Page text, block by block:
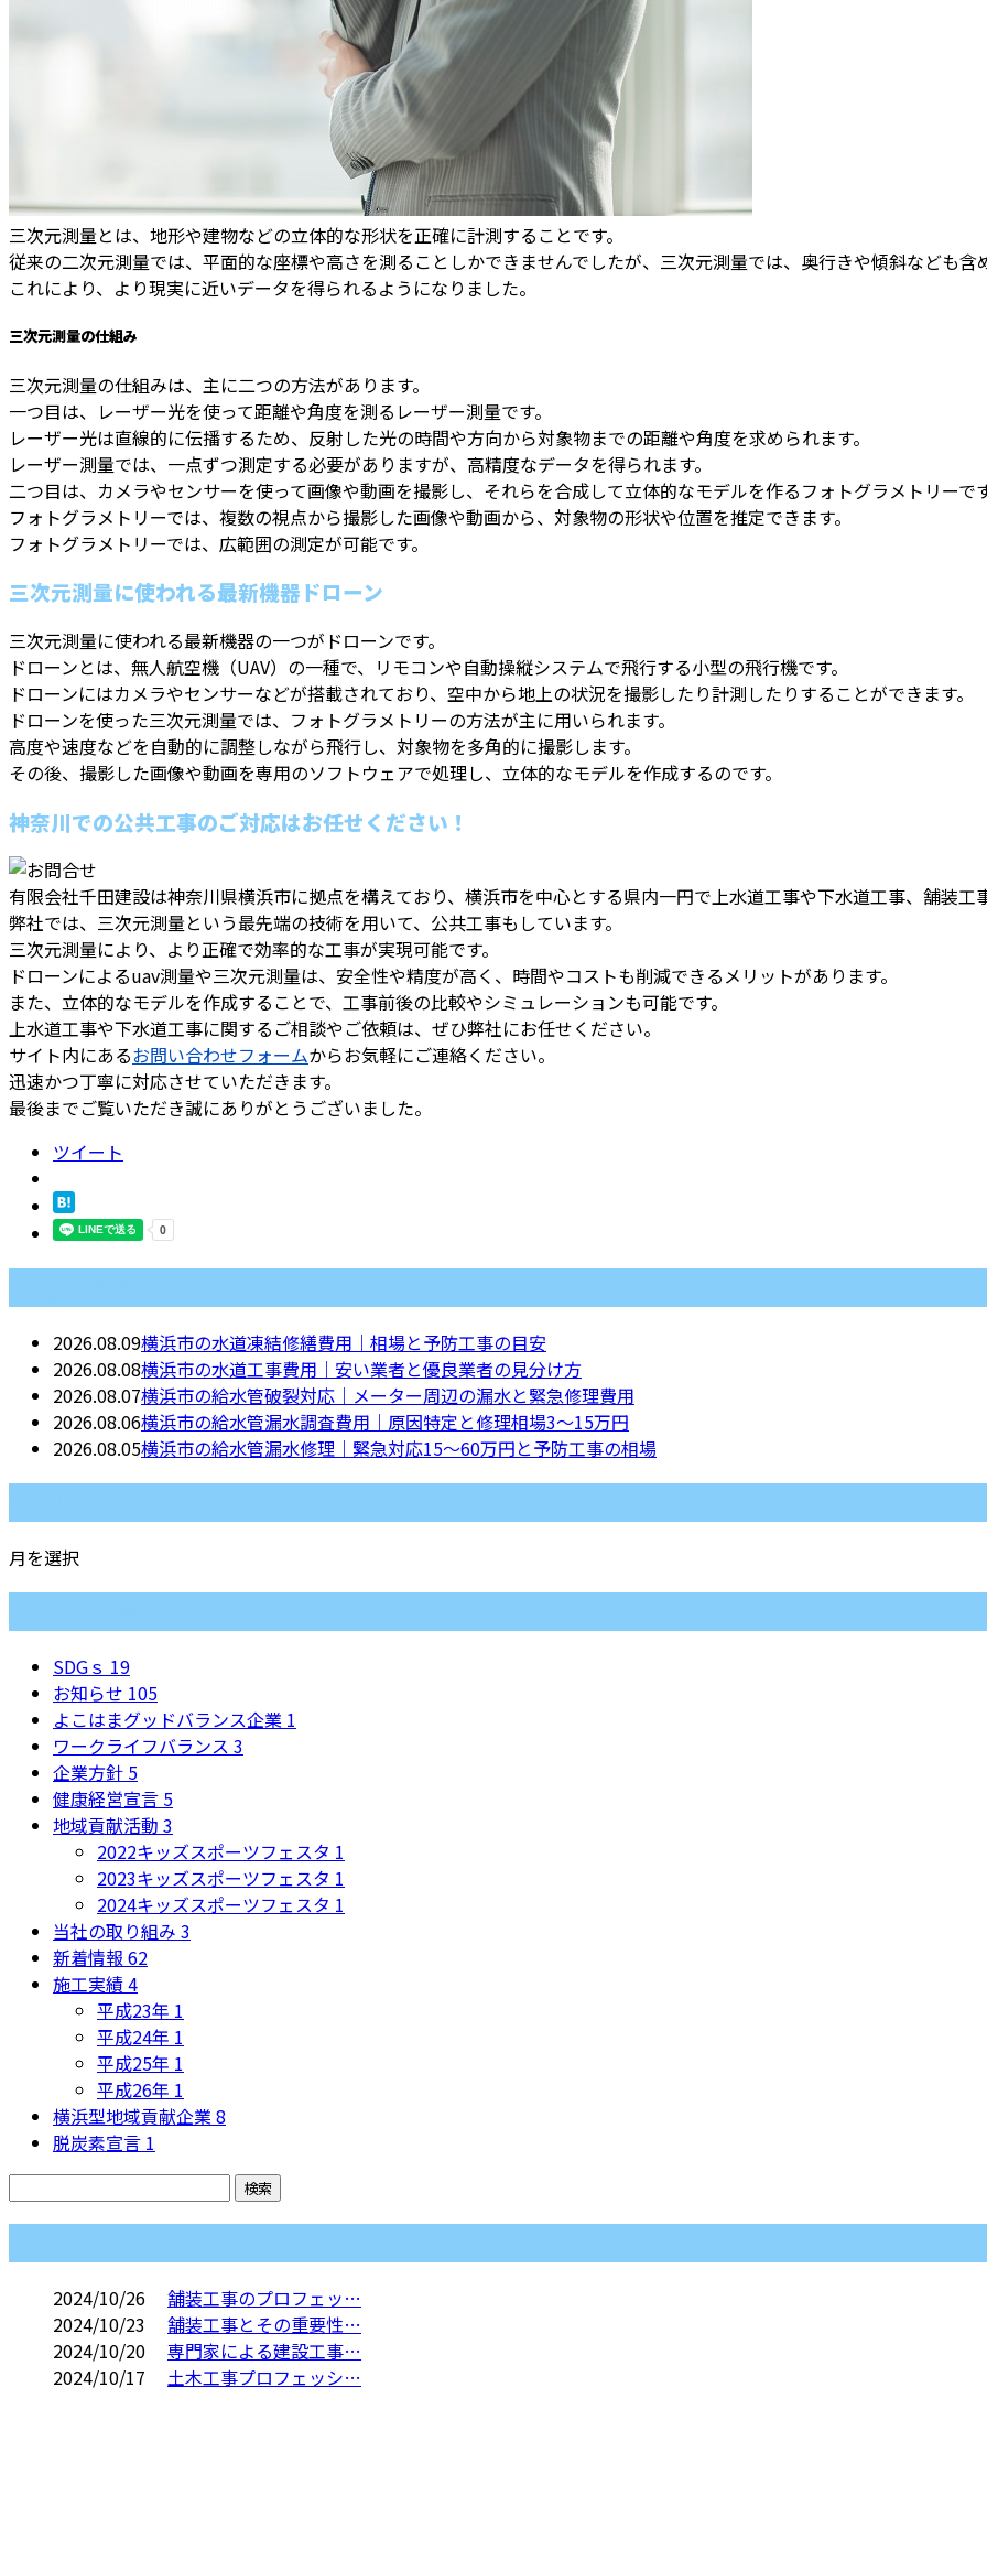
三次元測量とは、地形や建物などの立体的な形状を正確に計測することです。
従来の二次元測量では、平面的な座標や高さを測ることしかできませんでしたが、三次元測量では、奥行きや傾斜なども含
これにより、より現実に近いデータを得られるようになりました。
三次元測量の仕組み
三次元測量の仕組みは、主に二つの方法があります。
一つ目は、レーザー光を使って距離や角度を測るレーザー測量です。
レーザー光は直線的に伝播するため、反射した光の時間や方向から対象物までの距離や角度を求められます。
レーザー測量では、一点ずつ測定する必要がありますが、高精度なデータを得られます。
二つ目は、カメラやセンサーを使って画像や動画を撮影し、それらを合成して立体的なモデルを作るフォトグラメトリーです
フォトグラメトリーでは、複数の視点から撮影した画像や動画から、対象物の形状や位置を推定できます。
フォトグラメトリーでは、広範囲の測定が可能です。
三次元測量に使われる最新機器ドローン
三次元測量に使われる最新機器の一つがドローンです。
ドローンとは、無人航空機（UAV）の一種で、リモコンや自動操縦システムで飛行する小型の飛行機です。
ドローンにはカメラやセンサーなどが搭載されており、空中から地上の状況を撮影したり計測したりすることができます。
ドローンを使った三次元測量では、フォトグラメトリーの方法が主に用いられます。
高度や速度などを自動的に調整しながら飛行し、対象物を多角的に撮影します。
その後、撮影した画像や動画を専用のソフトウェアで処理し、立体的なモデルを作成するのです。
神奈川での公共工事のご対応はお任せください！
有限会社千田建設は神奈川県横浜市に拠点を構えており、横浜市を中心とする県内一円で上水道工事や下水道工事、舗装工
弊社では、三次元測量という最先端の技術を用いて、公共工事もしています。
三次元測量により、より正確で効率的な工事が実現可能です。
ドローンによるuav測量や三次元測量は、安全性や精度が高く、時間やコストも削減できるメリットがあります。
また、立体的なモデルを作成することで、工事前後の比較やシミュレーションも可能です。
上水道工事や下水道工事に関するご相談やご依頼は、ぜひ弊社にお任せください。
サイト内にあるお問い合わせフォームからお気軽にご連絡ください。
迅速かつ丁寧に対応させていただきます。
最後までご覧いただき誠にありがとうございました。
ツイート
2026.08.09横浜市の水道凍結修繕費用｜相場と予防工事の目安
2026.08.08横浜市の水道工事費用｜安い業者と優良業者の見分け方
2026.08.07横浜市の給水管破裂対応｜メーター周辺の漏水と緊急修理費用
2026.08.06横浜市の給水管漏水調査費用｜原因特定と修理相場3〜15万円
2026.08.05横浜市の給水管漏水修理｜緊急対応15〜60万円と予防工事の相場
月を選択
SDGｓ 19
お知らせ 105
よこはまグッドバランス企業 1
ワークライフバランス 3
企業方針 5
健康経営宣言 5
地域貢献活動 3
2022キッズスポーツフェスタ 1
2023キッズスポーツフェスタ 1
2024キッズスポーツフェスタ 1
当社の取り組み 3
新着情報 62
施工実績4
平成23年 1
平成24年 1
平成25年 1
平成26年 1
横浜型地域貢献企業8
脱炭素宣言 1
2024/10/26
舗装工事のプロフェッ…
2024/10/23
舗装工事とその重要性…
2024/10/20
専門家による建設工事…
2024/10/17
土木工事プロフェッシ…